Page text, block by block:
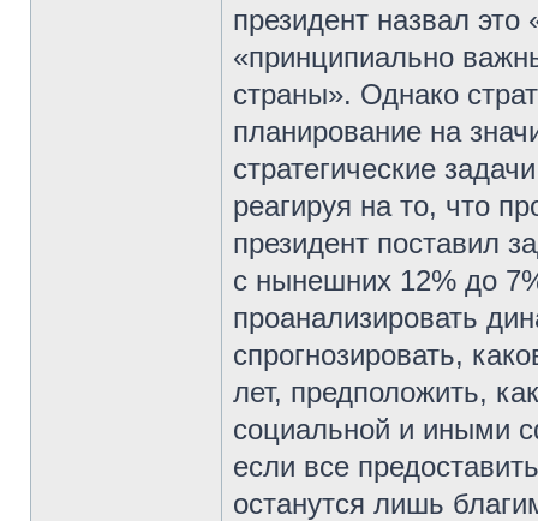
президент назвал это
«принципиально
страны». Однако
планирование на
стратегические
реагируя на то, что
президент поставил
с нынешних 12% до
проанализировать
спрогнозировать,
лет, предположить,
социальной и иными
если все
останутся лишь